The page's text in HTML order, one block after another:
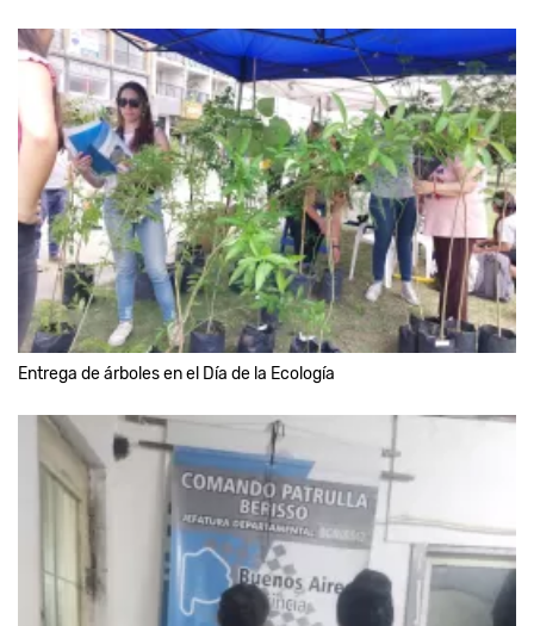
Entrega de árboles en el Día de la Ecología